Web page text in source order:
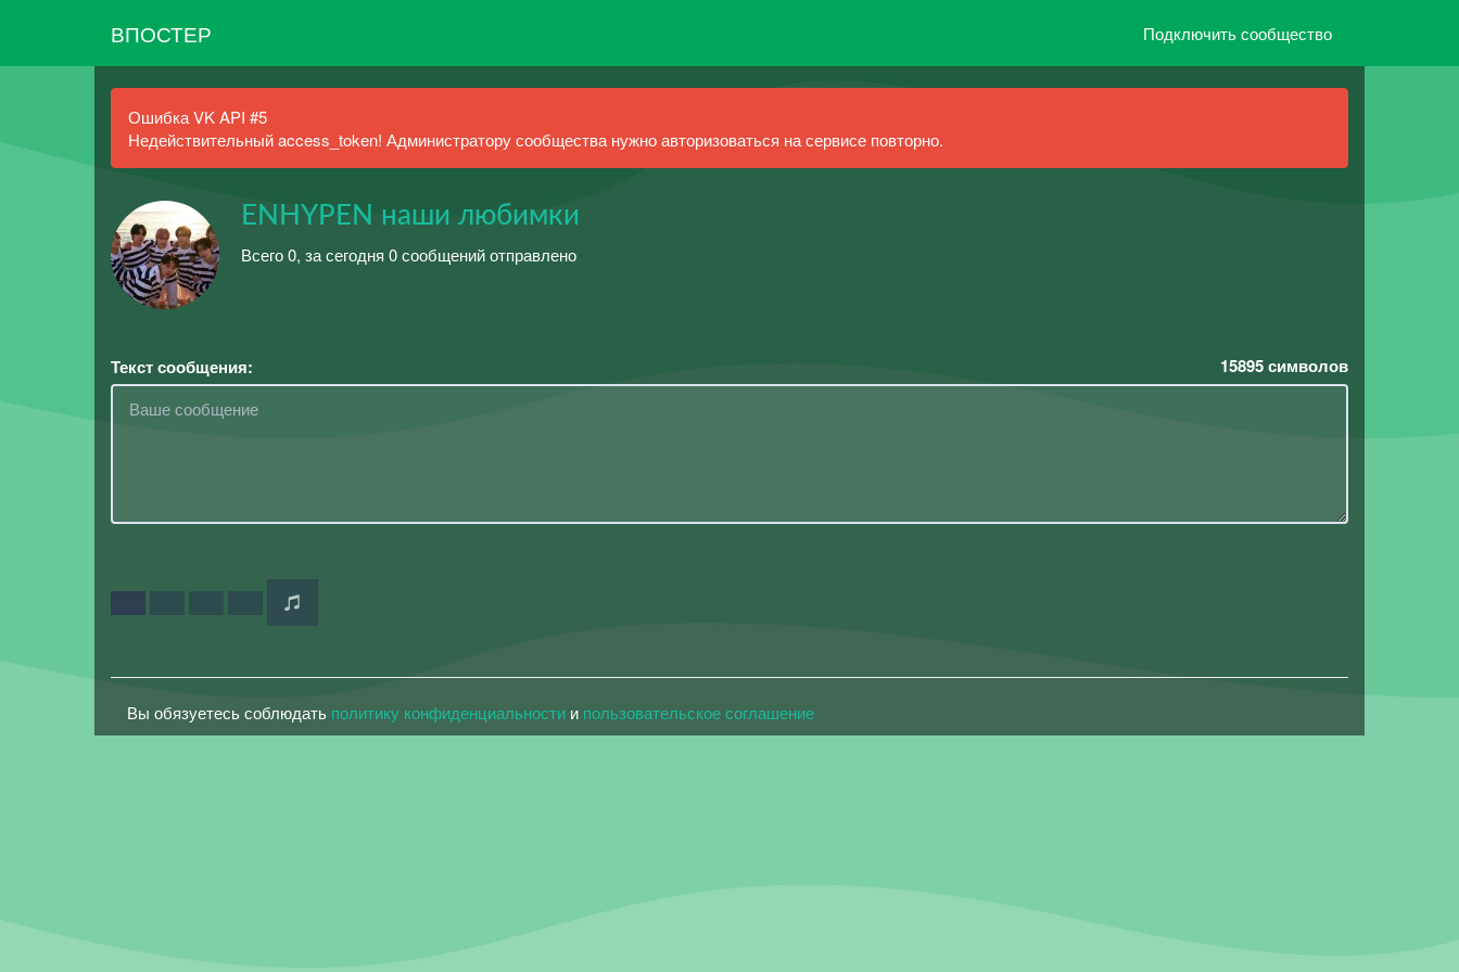
ВПОСТЕР Подключить сообщество
Ошибка VK API #5
Недействительный access_token! Администратору сообщества нужно авторизоваться на сервисе повторно.
ENHYPEN наши любимки
Всего 0, за сегодня 0 сообщений отправлено
Текст сообщения: 15895символов
Вы обязуетесь соблюдать политику конфиденциальности и пользовательское соглашение